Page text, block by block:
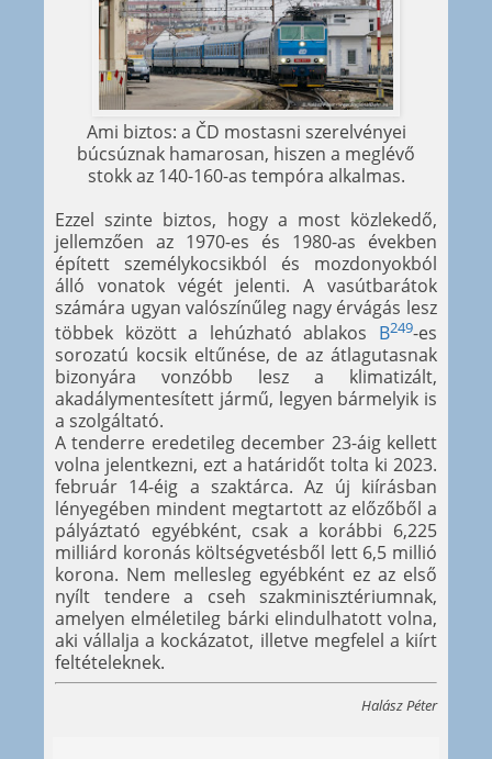
Ami biztos: a ČD mostasni szerelvényei
búcsúznak hamarosan, hiszen a meglévő
stokk az 140-160-as tempóra alkalmas.
Ezzel szinte biztos, hogy a most közlekedő,
jellemzően az 1970-es és 1980-as években
épített személykocsikból és mozdonyokból
álló vonatok végét jelenti. A vasútbarátok
számára ugyan valószínűleg nagy érvágás lesz
többek között a lehúzható ablakos B249-es
sorozatú kocsik eltűnése, de az átlagutasnak
bizonyára vonzóbb lesz a klimatizált,
akadálymentesített jármű, legyen bármelyik is
a szolgáltató.
A tenderre eredetileg december 23-áig kellett
volna jelentkezni, ezt a határidőt tolta ki 2023.
február 14-éig a szaktárca. Az új kiírásban
lényegében mindent megtartott az előzőből a
pályáztató egyébként, csak a korábbi 6,225
milliárd koronás költségvetésből lett 6,5 millió
korona. Nem mellesleg egyébként ez az első
nyílt tendere a cseh szakminisztériumnak,
amelyen elméletileg bárki elindulhatott volna,
aki vállalja a kockázatot, illetve megfelel a kiírt
feltételeknek.
Halász Péter